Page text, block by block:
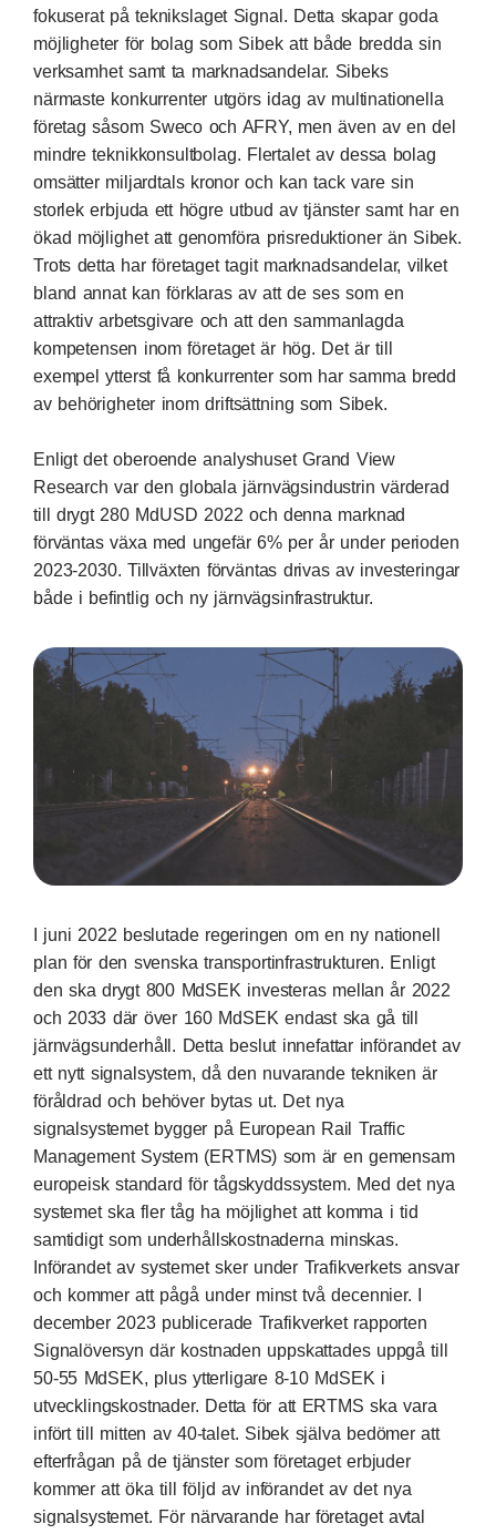
fokuserat på teknikslaget Signal. Detta skapar goda
möjligheter för bolag som Sibek att både bredda sin
verksamhet samt ta marknadsandelar. Sibeks
närmaste konkurrenter utgörs idag av multinationella
företag såsom Sweco och AFRY, men även av en del
mindre teknikkonsultbolag. Flertalet av dessa bolag
omsätter miljardtals kronor och kan tack vare sin
storlek erbjuda ett högre utbud av tjänster samt har en
ökad möjlighet att genomföra prisreduktioner än Sibek.
Trots detta har företaget tagit marknadsandelar, vilket
bland annat kan förklaras av att de ses som en
attraktiv arbetsgivare och att den sammanlagda
kompetensen inom företaget är hög. Det är till
exempel ytterst få konkurrenter som har samma bredd
av behörigheter inom driftsättning som Sibek.
Enligt det oberoende analyshuset Grand View
Research var den globala järnvägsindustrin värderad
till drygt 280 MdUSD 2022 och denna marknad
förväntas växa med ungefär 6% per år under perioden
2023-2030. Tillväxten förväntas drivas av investeringar
både i befintlig och ny järnvägsinfrastruktur.
I juni 2022 beslutade regeringen om en ny nationell
plan för den svenska transportinfrastrukturen. Enligt
den ska drygt 800 MdSEK investeras mellan år 2022
och 2033 där över 160 MdSEK endast ska gå till
järnvägsunderhåll. Detta beslut innefattar införandet av
ett nytt signalsystem, då den nuvarande tekniken är
föråldrad och behöver bytas ut. Det nya
signalsystemet bygger på European Rail Traffic
Management System (ERTMS) som är en gemensam
europeisk standard för tågskyddssystem. Med det nya
systemet ska fler tåg ha möjlighet att komma i tid
samtidigt som underhållskostnaderna minskas.
Införandet av systemet sker under Trafikverkets ansvar
och kommer att pågå under minst två decennier. I
december 2023 publicerade Trafikverket rapporten
Signalöversyn där kostnaden uppskattades uppgå till
50-55 MdSEK, plus ytterligare 8-10 MdSEK i
utvecklingskostnader. Detta för att ERTMS ska vara
infört till mitten av 40-talet. Sibek själva bedömer att
efterfrågan på de tjänster som företaget erbjuder
kommer att öka till följd av införandet av det nya
signalsystemet. För närvarande har företaget avtal